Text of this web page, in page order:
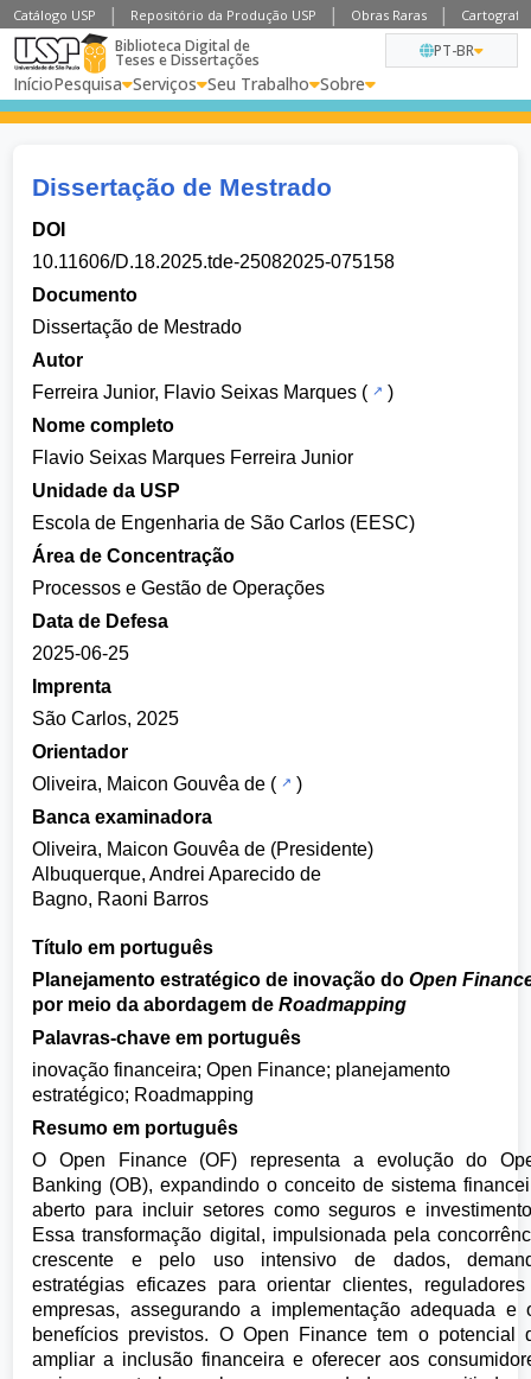
Catálogo USP Repositório da Produção USP Obras Raras
Biblioteca Digital de
Teses e Dissertações
InícioPesquisa Serviços Seu Trabalho Sobre
PT-BR
Dissertação de Mestrado
DOI
10.11606/D.18.2025.tde-25082025-075158
Documento
Dissertação de Mestrado
Autor
Ferreira Junior, Flavio Seixas Marques (
)
Nome completo
Flavio Seixas Marques Ferreira Junior
Unidade da USP
Escola de Engenharia de São Carlos (EESC)
Área de Concentração
Processos e Gestão de Operações
Data de Defesa
2025-06-25
Imprenta
São Carlos, 2025
Orientador
Oliveira, Maicon Gouvêa de (
)
Banca examinadora
Oliveira, Maicon Gouvêa de (Presidente)
Albuquerque, Andrei Aparecido de
Bagno, Raoni Barros
Título em português
Planejamento estratégico de inovação doOpen
por meio da abordagem deRoadmapping
Palavras-chave em português
inovação financeira; Open Finance; planejamento
estratégico; Roadmapping
Resumo em português
O Open Finance (OF) representa a evolução do
Banking (OB), expandindo o conceito de sistema
aberto para incluir setores como seguros e
Essa transformação digital, impulsionada pela
crescente e pelo uso intensivo de dados,
estratégias eficazes para orientar clientes,
empresas, assegurando a implementação adequada e
benefícios previstos. O Open Finance tem o potencial
ampliar a inclusão financeira e oferecer aos